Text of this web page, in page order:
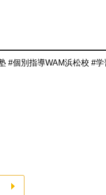
#個別指導WAM浜松校 #